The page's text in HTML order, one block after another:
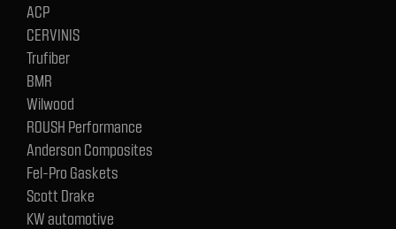
ACP
CERVINIS
Trufiber
BMR
Wilwood
ROUSH Performance
Anderson Composites
Fel-Pro Gaskets
Scott Drake
KW automotive